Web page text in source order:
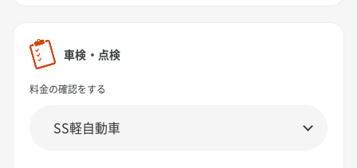
車検・点検
料金の確認をする